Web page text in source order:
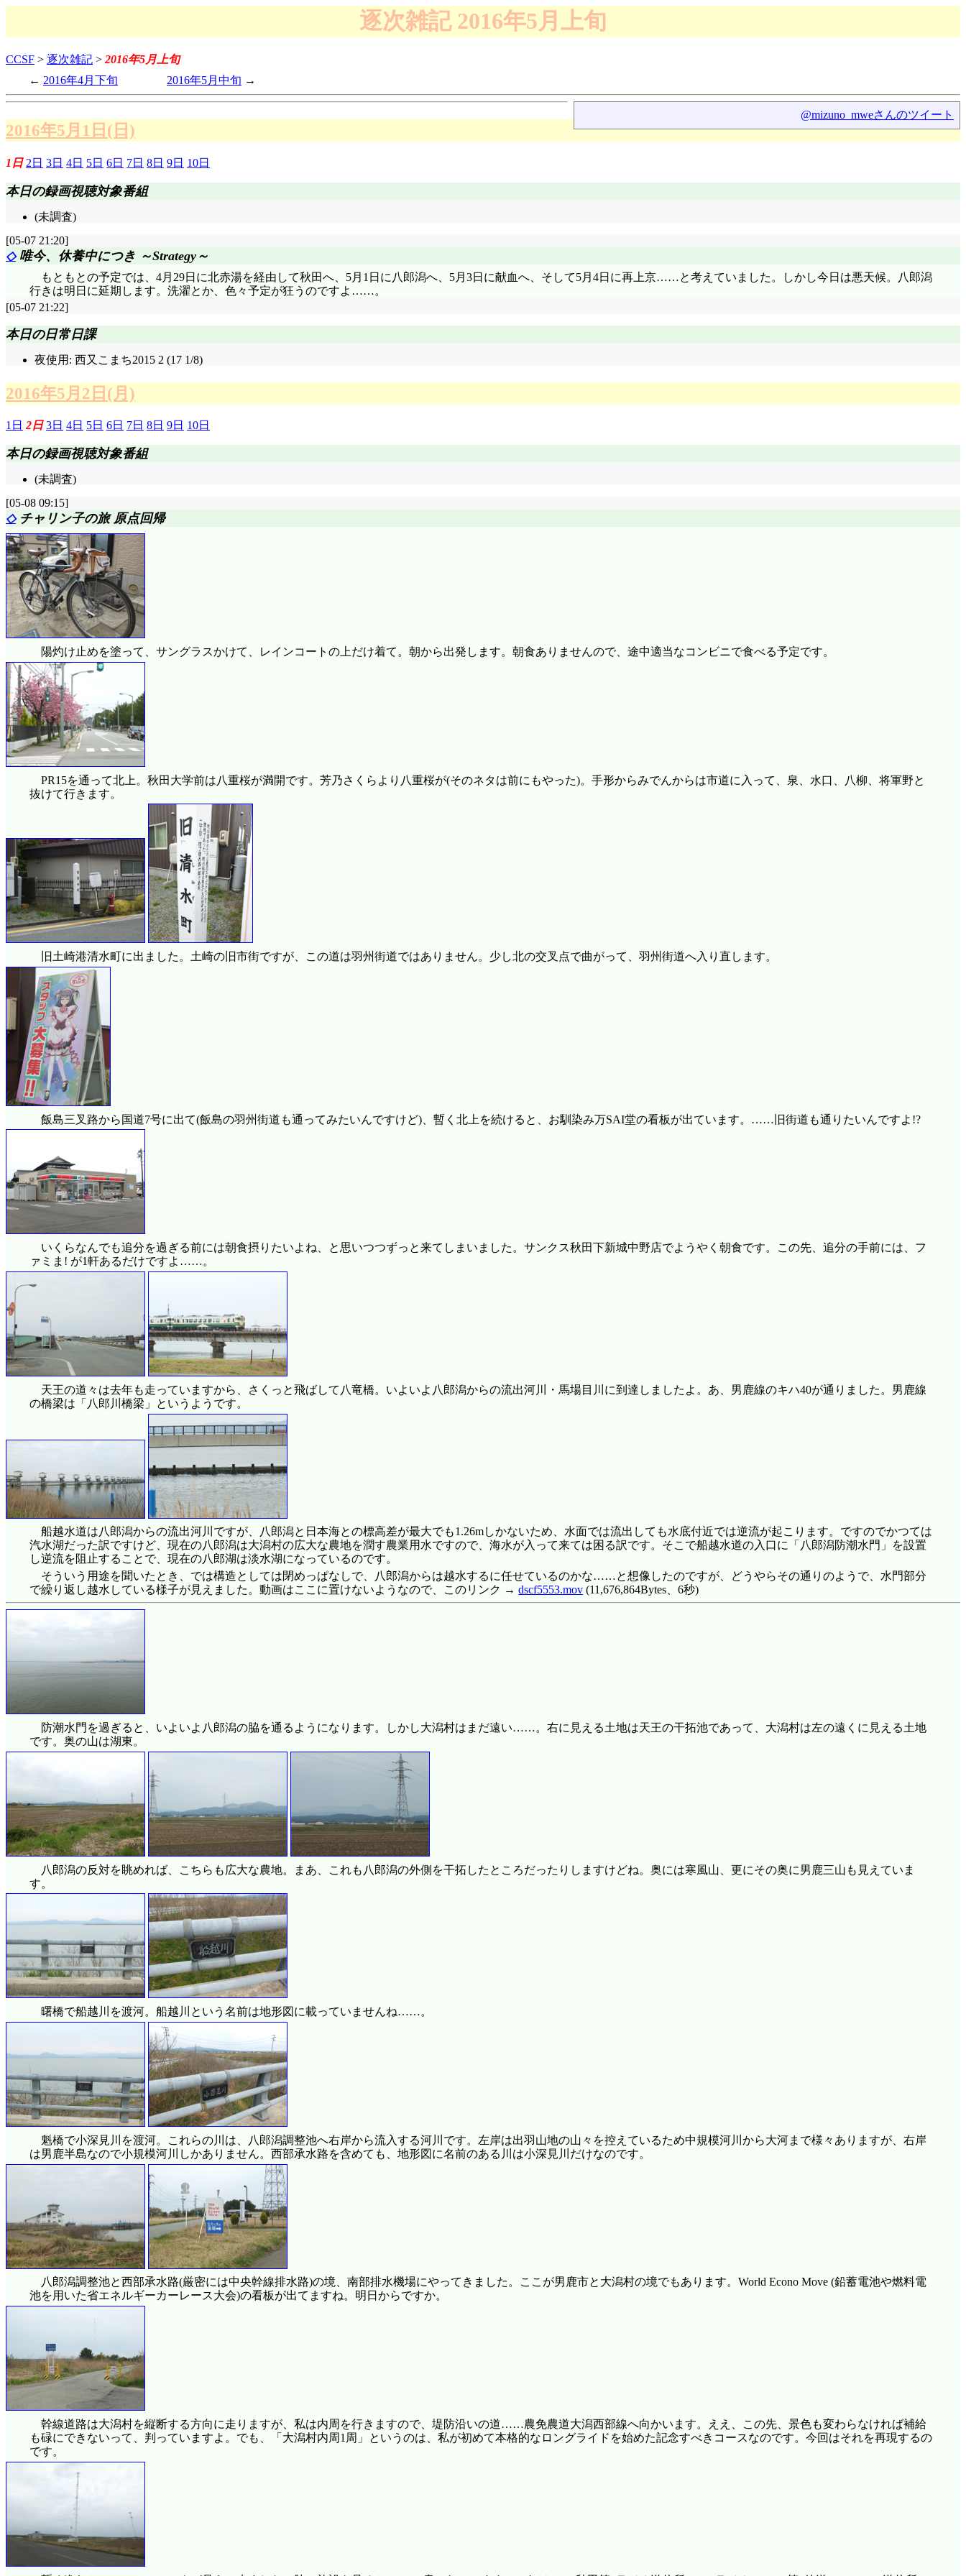
逐次雑記 2016年5月上旬
CCSF > 逐次雑記 >2016年5月上旬
2016年4月下旬
2016年5月中旬
@mizuno_mweさんのツイート
2016年5月1日(日)
1日 2日 3日 4日 5日 6日 7日 8日 9日 10日
本日の録画視聴対象番組
(未調査)
[05-07 21:20]
◇唯今、休養中につき ～Strategy～
もともとの予定では、4月29日に北赤湯を経由して秋田へ、5月1日に八郎潟へ、5月3日に献血へ、そして5月4日に再上京……と考えていました。しかし今日は悪天候。八郎潟
行きは明日に延期します。洗濯とか、色々予定が狂うのですよ……。
[05-07 21:22]
本日の日常日課
夜使用: 西又こまち2015 2 (17 1/8)
2016年5月2日(月)
1日 2日 3日 4日 5日 6日 7日 8日 9日 10日
本日の録画視聴対象番組
(未調査)
[05-08 09:15]
◇チャリン子の旅 原点回帰
陽灼け止めを塗って、サングラスかけて、レインコートの上だけ着て。朝から出発します。朝食ありませんので、途中適当なコンビニで食べる予定です。
PR15を通って北上。秋田大学前は八重桜が満開です。芳乃さくらより八重桜が(そのネタは前にもやった)。手形からみでんからは市道に入って、泉、水口、八柳、将軍野と
抜けて行きます。
旧土崎港清水町に出ました。土崎の旧市街ですが、この道は羽州街道ではありません。少し北の交叉点で曲がって、羽州街道へ入り直します。
飯島三叉路から国道7号に出て(飯島の羽州街道も通ってみたいんですけど)、暫く北上を続けると、お馴染み万SAI堂の看板が出ています。……旧街道も通りたいんですよ!?
いくらなんでも追分を過ぎる前には朝食摂りたいよね、と思いつつずっと来てしまいました。サンクス秋田下新城中野店でようやく朝食です。この先、追分の手前には、フ
ァミま! が1軒あるだけですよ……。
天王の道々は去年も走っていますから、さくっと飛ばして八竜橋。いよいよ八郎潟からの流出河川・馬場目川に到達しましたよ。あ、男鹿線のキハ40が通りました。男鹿線
の橋梁は「八郎川橋梁」というようです。
船越水道は八郎潟からの流出河川ですが、八郎潟と日本海との標高差が最大でも1.26mしかないため、水面では流出しても水底付近では逆流が起こります。ですのでかつては
汽水湖だった訳ですけど、現在の八郎潟は大潟村の広大な農地を潤す農業用水ですので、海水が入って来ては困る訳です。そこで船越水道の入口に「八郎潟防潮水門」を設置
し逆流を阻止することで、現在の八郎湖は淡水湖になっているのです。
そういう用途を聞いたとき、では構造としては閉めっぱなしで、八郎潟からは越水するに任せているのかな……と想像したのですが、どうやらその通りのようで、水門部分
で繰り返し越水している様子が見えました。動画はここに置けないようなので、このリンク →dscf5553.mov (11,676,864Bytes、6秒)
防潮水門を過ぎると、いよいよ八郎潟の脇を通るようになります。しかし大潟村はまだ遠い……。右に見える土地は天王の干拓池であって、大潟村は左の遠くに見える土地
です。奥の山は湖東。
八郎潟の反対を眺めれば、こちらも広大な農地。まあ、これも八郎潟の外側を干拓したところだったりしますけどね。奥には寒風山、更にその奥に男鹿三山も見えていま
す。
曙橋で船越川を渡河。船越川という名前は地形図に載っていませんね……。
魁橋で小深見川を渡河。これらの川は、八郎潟調整池へ右岸から流入する河川です。左岸は出羽山地の山々を控えているため中規模河川から大河まで様々ありますが、右岸
は男鹿半島なので小規模河川しかありません。西部承水路を含めても、地形図に名前のある川は小深見川だけなのです。
八郎潟調整池と西部承水路(厳密には中央幹線排水路)の境、南部排水機場にやってきました。ここが男鹿市と大潟村の境でもあります。World Econo Move (鉛蓄電池や燃料電
池を用いた省エネルギーカーレース大会)の看板が出てますね。明日からですか。
幹線道路は大潟村を縦断する方向に走りますが、私は内周を行きますので、堤防沿いの道……農免農道大潟西部線へ向かいます。ええ、この先、景色も変わらなければ補給
も碌にできないって、判っていますよ。でも、「大潟村内周1周」というのは、私が初めて本格的なロングライドを始めた記念すべきコースなのです。今回はそれを再現するの
です。